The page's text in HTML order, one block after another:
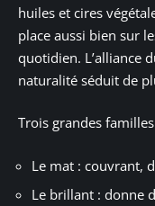
huiles et cires
place aussi bien sur
quotidien. L’alliance
naturalité séduit de
Trois grandes
Le mat : couvrant,
Le brillant : donne